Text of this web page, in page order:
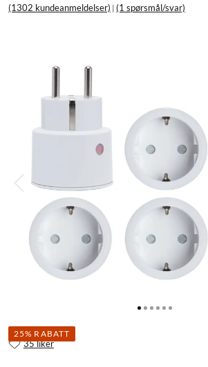
(1302 kundeanmeldelser) | (1 spørsmål/svar)
25% RABATT
35 liker